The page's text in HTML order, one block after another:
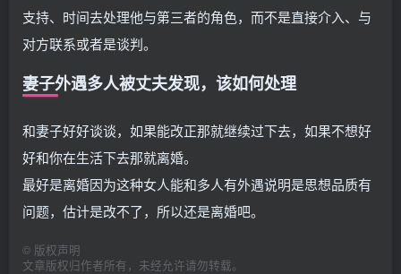
支持、时间去处理他与第三者的角色，而不是直接介入、与
对方联系或者是谈判。
妻子外遇多人被丈夫发现，该如何处理
和妻子好好谈谈，如果能改正那就继续过下去，如果不想好
好和你在生活下去那就离婚。
最好是离婚因为这种女人能和多人有外遇说明是思想品质有
问题，估计是改不了，所以还是离婚吧。
© 版权声明
文章版权归作者所有，未经允许请勿转载。